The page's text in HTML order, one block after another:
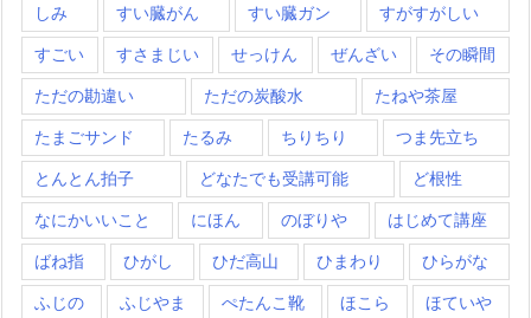
しみ すい臓がん すい臓ガン すがすがしい
すごい すさまじい せっけん ぜんざい その瞬間
ただの勘違い ただの炭酸水 たねや茶屋
たまごサンド たるみ ちりちり つま先立ち
とんとん拍子 どなたでも受講可能 ど根性
なにかいいこと にほん のぼりや はじめて講座
ばね指 ひがし ひだ高山 ひまわり ひらがな
ふじの ふじやま ぺたんこ靴 ほこら ほていや